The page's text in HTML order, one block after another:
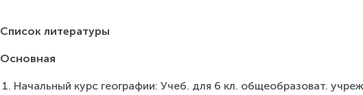
Список литературы
Основная
Начальный курс географии: Учеб. для 6 кл. общеобразоват.